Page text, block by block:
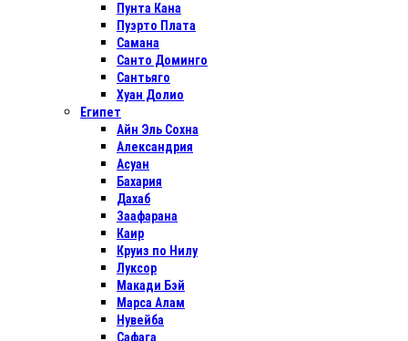
Пунта Кана
Пуэрто Плата
Самана
Санто Доминго
Сантьяго
Хуан Долио
Египет
Айн Эль Сохна
Александрия
Асуан
Бахария
Дахаб
Заафарана
Каир
Круиз по Нилу
Луксор
Макади Бэй
Марса Алам
Нувейба
Сафага